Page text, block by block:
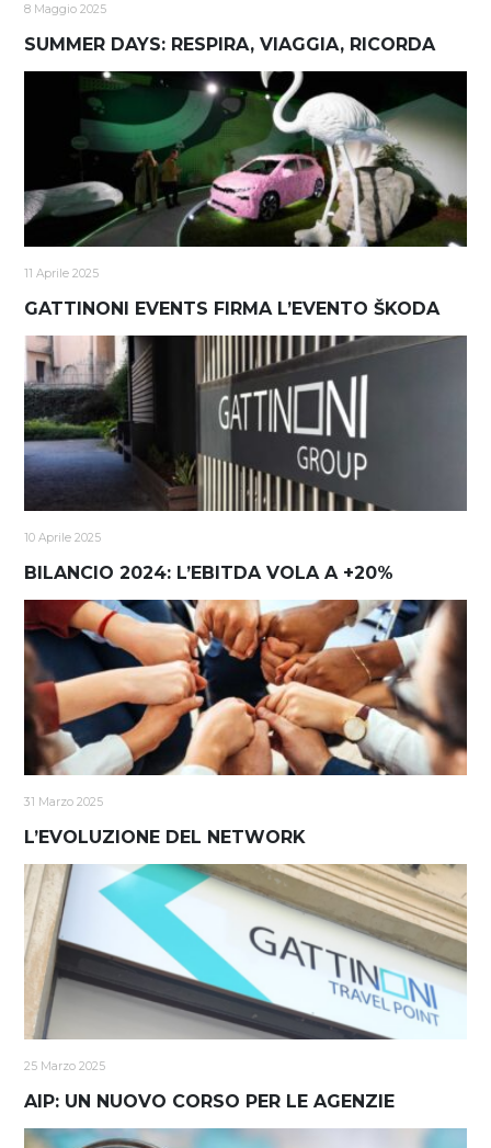
8 Maggio 2025
SUMMER DAYS: RESPIRA, VIAGGIA, RICORDA
11 Aprile 2025
GATTINONI EVENTS FIRMA L’EVENTO ŠKODA
10 Aprile 2025
BILANCIO 2024: L’EBITDA VOLA A +20%
31 Marzo 2025
L’EVOLUZIONE DEL NETWORK
25 Marzo 2025
AIP: UN NUOVO CORSO PER LE AGENZIE